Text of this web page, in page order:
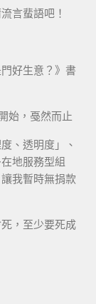
言蜚語吧！
好生意？》書
始，戞然而止
、透明度」、
地服務型組
我暫時無捐款
，至少要死成